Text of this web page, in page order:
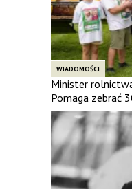
WIADOMOŚCI
Minister
Pomaga zebrać